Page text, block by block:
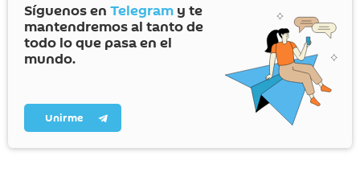
Síguenos en Telegram y te
mantendremos al tanto de
todo lo que pasa en el
mundo.
Unirme